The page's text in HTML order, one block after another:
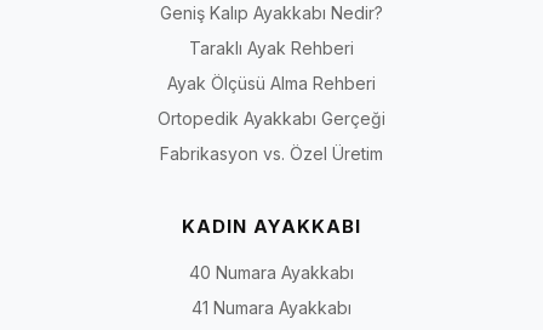
Geniş Kalıp Ayakkabı Nedir?
Taraklı Ayak Rehberi
Ayak Ölçüsü Alma Rehberi
Ortopedik Ayakkabı Gerçeği
Fabrikasyon vs. Özel Üretim
KADIN AYAKKABI
40 Numara Ayakkabı
41 Numara Ayakkabı